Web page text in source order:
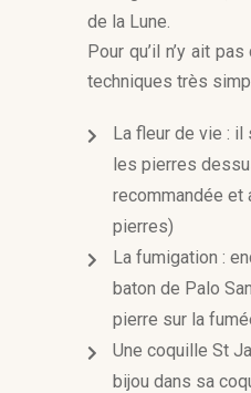
de la Lune.
Pour qu’il n’y ait
techniques très
La fleur de vie :
les pierres
recommandée et
pierres)
La fumigation :
baton de Palo
pierre sur la
Une coquille St
bijou dans sa